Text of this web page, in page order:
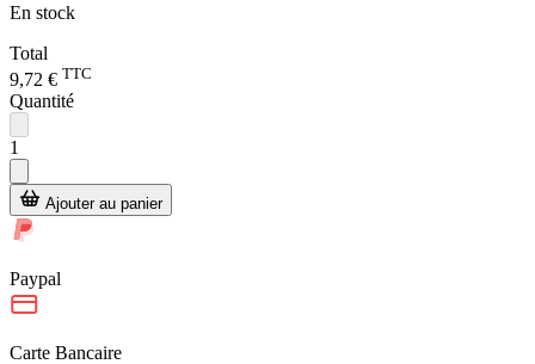
En stock
Total
9,72 € TTC
Quantité
1
Ajouter au panier
Paypal
Carte Bancaire